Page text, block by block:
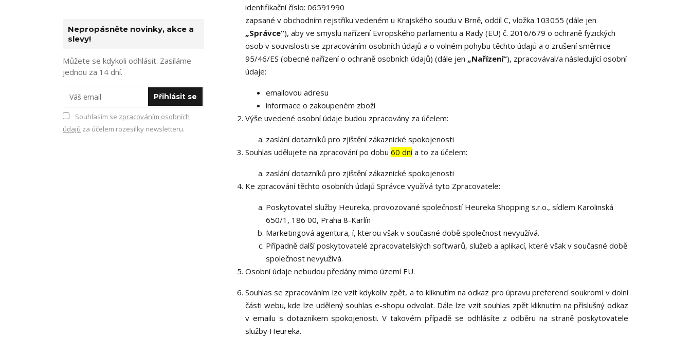
Nepropásněte novinky, akce a
slevy!
Můžete se kdykoli odhlásit. Zasíláme
jednou za 14 dní.
Přihlásit se
Souhlasím se zpracováním osobních
údajů za účelem rozesílky newsletteru.
identifikační číslo: 06591990
zapsané v obchodním rejstříku vedeném u Krajského soudu v Brně, oddíl C, vložka 103055 (dále jen
„Správce“), aby ve smyslu nařízení Evropského parlamentu a Rady (EU) č. 2016/679 o ochraně fyzických
osob v souvislosti se zpracováním osobních údajů a o volném pohybu těchto údajů a o zrušení směrnice
95/46/ES (obecné nařízení o ochraně osobních údajů) (dále jen „Nařízení“), zpracovával/a následující osobní
údaje:
emailovou adresu
informace o zakoupeném zboží
Výše uvedené osobní údaje budou zpracovány za účelem:
zaslání dotazníků pro zjištění zákaznické spokojenosti
Souhlas udělujete na zpracování po dobu 60 dnía to za účelem:
zaslání dotazníků pro zjištění zákaznické spokojenosti
Ke zpracování těchto osobních údajů Správce využívá tyto Zpracovatele:
Poskytovatel služby Heureka, provozované společností Heureka Shopping s.r.o., sídlem Karolinská
650/1, 186 00, Praha 8-Karlín
Marketingová agentura, í, kterou však v současné době společnost nevyužívá.
Případně další poskytovatelé zpracovatelských softwarů, služeb a aplikací, které však v současné době
společnost nevyužívá.
Osobní údaje nebudou předány mimo území EU.
Souhlas se zpracováním lze vzít kdykoliv zpět, a to kliknutím na odkaz pro úpravu preferencí soukromí v dolní
části webu, kde lze udělený souhlas e-shopu odvolat. Dále lze vzít souhlas zpět kliknutím na příslušný odkaz
v emailu s dotazníkem spokojenosti. V takovém případě se odhlásíte z odběru na straně poskytovatele
služby Heureka.